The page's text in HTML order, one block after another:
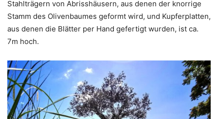
Stahlträgern von Abrisshäusern, aus denen der knorrige
Stamm des Olivenbaumes geformt wird, und Kupferplatten,
aus denen die Blätter per Hand gefertigt wurden, ist ca.
7m hoch.